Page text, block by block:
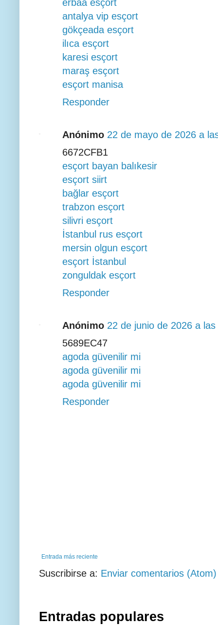
erbaa esçort
antalya vip esçort
gökçeada esçort
ilıca esçort
karesi esçort
maraş esçort
esçort manisa
Responder
Anónimo 22 de mayo de 2026 a
6672CFB1
esçort bayan balıkesir
esçort siirt
bağlar esçort
trabzon esçort
silivri esçort
İstanbul rus esçort
mersin olgun esçort
esçort İstanbul
zonguldak esçort
Responder
Anónimo 22 de junio de 2026 a
5689EC47
agoda güvenilir mi
agoda güvenilir mi
agoda güvenilir mi
Responder
Entrada más reciente
Suscribirse a: Enviar comentarios (Atom)
Entradas populares